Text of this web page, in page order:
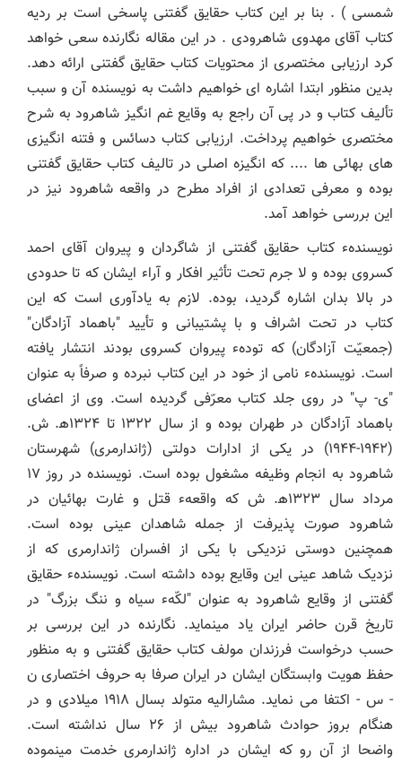
شمسی ) . بنا بر این کتاب حقایق گفتنی پاسخی است بر ردیه
کتاب آقای مهدوی شاهرودی . در این مقاله نگارنده سعی خواهد
کرد ارزیابی مختصری از محتویات کتاب حقایق گفتنی ارائه دهد.
بدین منظور ابتدا اشاره ای خواهیم داشت به نویسنده آن و سبب
تألیف کتاب و در پی آن راجع به وقایع غم انگیز شاهرود به شرح
مختصری خواهیم پرداخت. ارزیابی کتاب دسائس و فتنه انگیزی
های بهائی ها .... که انگیزه اصلی در تالیف کتاب حقایق گفتنی
بوده و معرفی تعدادی از افراد مطرح در واقعه شاهرود نیز در
این بررسی خواهد آمد.
نویسندهء کتاب حقایق گفتنی از شاگردان و پیروان آقای احمد
کسروی بوده و لا جرم تحت تأثیر افکار و آراء ایشان که تا حدودی
در بالا بدان اشاره گردید، بوده. لازم به یادآوری است که این
کتاب در تحت اشراف و با پشتیبانی و تأیید "باهماد آزادگان"
(جمعیّت آزادگان) که تودهء پیروان کسروی بودند انتشار یافته
است. نویسندهء نامی از خود در این کتاب نبرده و صرفاً به عنوان
"ی- پ" در روی جلد کتاب معرّفی گردیده است. وی از اعضای
باهماد آزادگان در طهران بوده و از سال ۱۳۲۲ تا ۱۳۲۴ھ. ش.
(۱۹۴۲-۱۹۴۴) در یکی از ادارات دولتی (ژاندارمری) شهرستان
شاهرود به انجام وظیفه مشغول بوده است. نویسنده در روز ۱۷
مرداد سال ۱۳۲۳ھ. ش که واقعهء قتل و غارت بهائیان در
شاهرود صورت پذیرفت از جمله شاهدان عینی بوده است.
همچنین دوستی نزدیکی با یکی از افسران ژاندارمری که از
نزدیک شاهد عینی این وقایع بوده داشته است. نویسندهء حقایق
گفتنی از وقایع شاهرود به عنوان "لکّهء سیاه و ننگ بزرگ" در
تاریخ قرن حاضر ایران یاد می‏نماید. نگارنده در این بررسی بر
حسب درخواست فرزندان مولف کتاب حقایق گفتنی و به منظور
حفظ هویت وابستگان ایشان در ایران صرفا به حروف اختصاری ن
- س - اکتفا می نماید. مشارالیه متولد بسال ۱۹۱۸ میلادی و در
هنگام بروز حوادث شاهرود بیش از ۲۶ سال نداشته است.
واضحا از آن رو که ایشان در اداره ژاندارمری خدمت مینموده